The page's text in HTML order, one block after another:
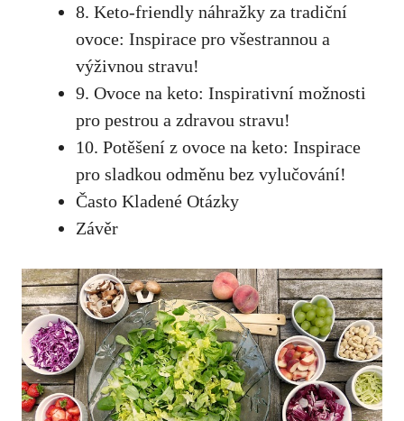
8. Keto-friendly náhražky za tradiční
ovoce: Inspirace pro všestrannou a
výživnou stravu!
9. Ovoce na keto: Inspirativní možnosti
pro pestrou ‍a zdravou stravu!
10. Potěšení ‍z⁣ ovoce na ⁤keto: Inspirace
pro sladkou odměnu bez vylučování!
Často Kladené ⁣Otázky
Závěr